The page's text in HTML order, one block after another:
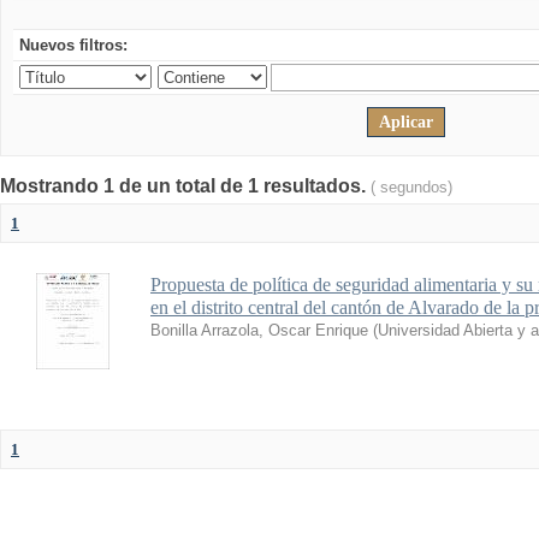
Nuevos filtros:
Mostrando 1 de un total de 1 resultados. ( segundos)
1
Propuesta de política de seguridad alimentaria y
en el distrito central del cantón de Alvarado de la
Bonilla Arrazola, Oscar Enrique (Universidad Abierta y
1